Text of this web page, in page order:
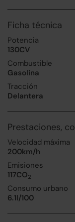
Ficha técnica
Potencia
130CV
Combustible
Gasolina
Tracción
Delantera
Prestaciones,
Velocidad máxima
200km/h
Emisiones
117CO2
Consumo urbano
6.1l/100